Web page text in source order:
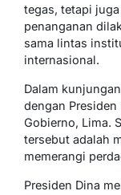
tegas, tetapi
penanganan
sama lintas
internasional.
Dalam
dengan Presiden
Gobierno, Lima.
tersebut adalah
memerangi
Presiden Dina